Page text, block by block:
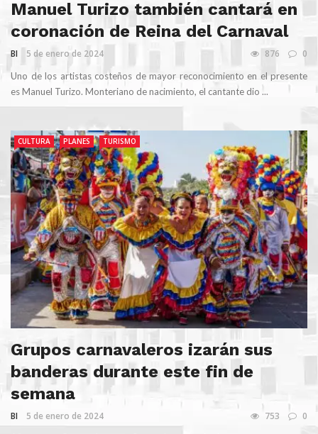
Manuel Turizo también cantará en
coronación de Reina del Carnaval
BI 5 de enero de 2024 876 0
Uno de los artistas costeños de mayor reconocimiento en el presente
es Manuel Turizo. Monteriano de nacimiento, el cantante dio ...
CULTURA PLANES TURISMO
Grupos carnavaleros izarán sus
banderas durante este fin de
semana
BI 5 de enero de 2024 753 0